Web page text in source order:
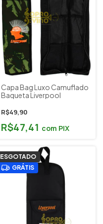
Capa Bag Luxo Camuflado
Baqueta Liverpool
R$49,90
R$47,41 com PIX
ESGOTADO
GRÁTIS